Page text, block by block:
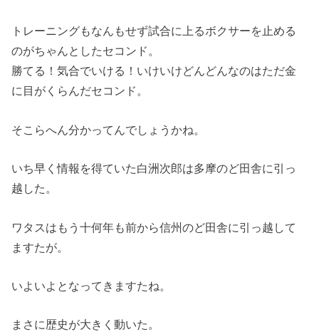
トレーニングもなんもせず試合に上るボクサーを止める
のがちゃんとしたセコンド。
勝てる！気合でいける！いけいけどんどんなのはただ金
に目がくらんだセコンド。
そこらへん分かってんでしょうかね。
いち早く情報を得ていた白洲次郎は多摩のど田舎に引っ
越した。
ワタスはもう十何年も前から信州のど田舎に引っ越して
ますたが。
いよいよとなってきますたね。
まさに歴史が大きく動いた。